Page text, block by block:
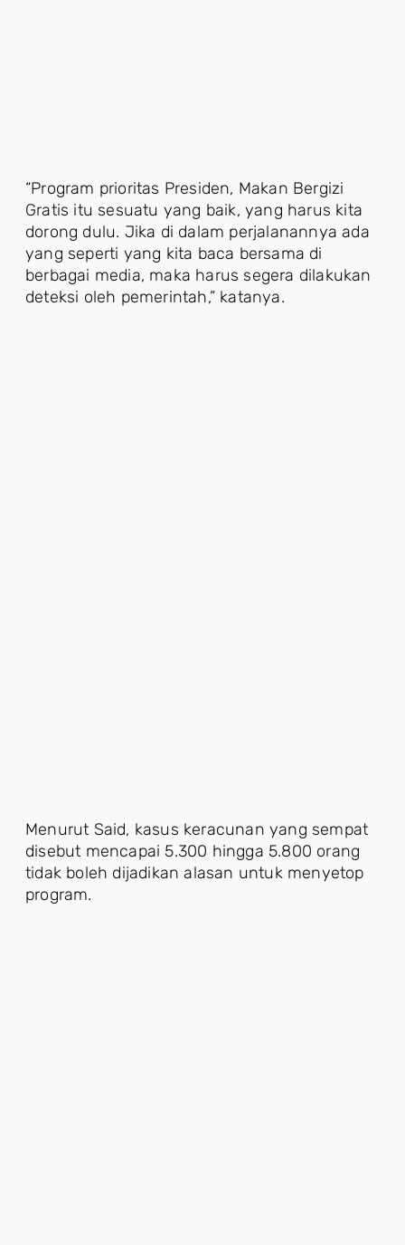
“Program prioritas Presiden, Makan Bergizi
Gratis itu sesuatu yang baik, yang harus kita
dorong dulu. Jika di dalam perjalanannya ada
yang seperti yang kita baca bersama di
berbagai media, maka harus segera dilakukan
deteksi oleh pemerintah,” katanya.
Menurut Said, kasus keracunan yang sempat
disebut mencapai 5.300 hingga 5.800 orang
tidak boleh dijadikan alasan untuk menyetop
program.